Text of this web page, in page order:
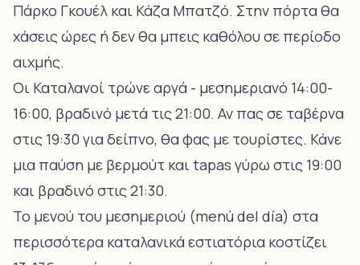
Πάρκο Γκουέλ και Κάζα Μπατζό. Στην πόρτα θα
χάσεις ώρες ή δεν θα μπεις καθόλου σε περίοδο
αιχμής.
Οι Καταλανοί τρώνε αργά - μεσημεριανό 14:00-
16:00, βραδινό μετά τις 21:00. Αν πας σε ταβέρνα
στις 19:30 για δείπνο, θα φας με τουρίστες. Κάνε
μια παύση με βερμούτ και tapas γύρω στις 19:00
και βραδινό στις 21:30.
Το μενού του μεσημεριού (menú del día) στα
περισσότερα καταλανικά εστιατόρια κοστίζει